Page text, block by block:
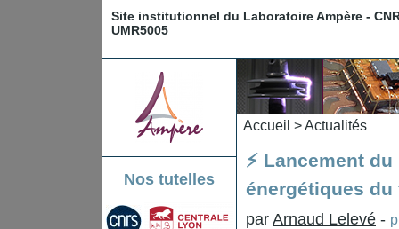
Site institutionnel du Laboratoire Ampère -
UMR5005
Nos tutelles
Accueil >Actualités
⚡ Lancement
énergétiques du
par Arnaud Lelevé -